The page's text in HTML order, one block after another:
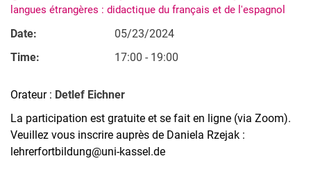
langues étrangères : didactique du français et de l'espagnol
Date:
05/23/2024
Time:
17:00 - 19:00
Orateur : Detlef Eichner
La participation est gratuite et se fait en ligne (via Zoom).
Veuillez vous inscrire auprès de Daniela Rzejak :
lehrerfortbildung@uni-kassel.de